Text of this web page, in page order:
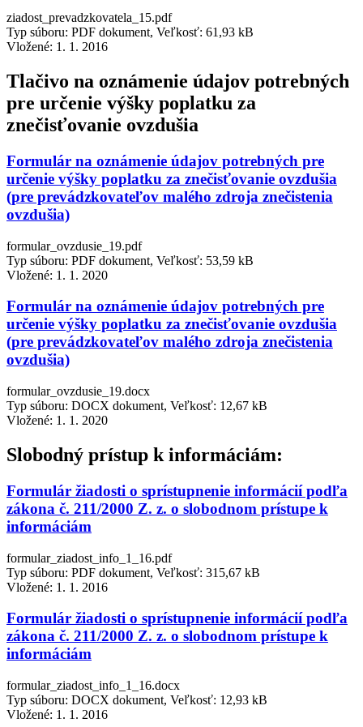
ziadost_prevadzkovatela_15.pdf
Typ súboru: PDF dokument, Veľkosť: 61,93 kB
Vložené: 1. 1. 2016
Tlačivo na oznámenie údajov potrebných
pre určenie výšky poplatku za
znečisťovanie ovzdušia
Formulár na oznámenie údajov potrebných pre
určenie výšky poplatku za znečisťovanie ovzdušia
(pre prevádzkovateľov malého zdroja znečistenia
ovzdušia)
formular_ovzdusie_19.pdf
Typ súboru: PDF dokument, Veľkosť: 53,59 kB
Vložené: 1. 1. 2020
Formulár na oznámenie údajov potrebných pre
určenie výšky poplatku za znečisťovanie ovzdušia
(pre prevádzkovateľov malého zdroja znečistenia
ovzdušia)
formular_ovzdusie_19.docx
Typ súboru: DOCX dokument, Veľkosť: 12,67 kB
Vložené: 1. 1. 2020
Slobodný prístup k informáciám:
Formulár žiadosti o sprístupnenie informácií podľa
zákona č. 211/2000 Z. z. o slobodnom prístupe k
informáciám
formular_ziadost_info_1_16.pdf
Typ súboru: PDF dokument, Veľkosť: 315,67 kB
Vložené: 1. 1. 2016
Formulár žiadosti o sprístupnenie informácií podľa
zákona č. 211/2000 Z. z. o slobodnom prístupe k
informáciám
formular_ziadost_info_1_16.docx
Typ súboru: DOCX dokument, Veľkosť: 12,93 kB
Vložené: 1. 1. 2016